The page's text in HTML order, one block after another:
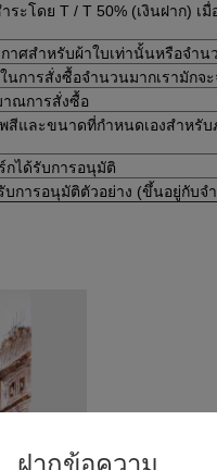
ระโดย T / T 50% (เงินฝาก) เ
าศสำหรับผ้าใบเท่านั้นหรือจำ
นการสั่งซื้อจำนวนมากเรามักจ
ณการสั่งซื้อ
สีและขนาดที่กำหนดเองสำหรั
กได้รับการอนุมัติ
บการอนุมัติตัวอย่าง (ขึ้นอยู่กับจ